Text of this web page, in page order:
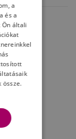
a
és a
Ön általi
össze.